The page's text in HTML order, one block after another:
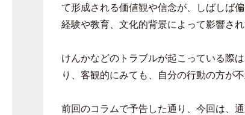
て形成される価値観や信念が、しばしば
経験や教育、文化的背景によって影響され
けんかなどのトラブルが起こっている際
り、客観的にみても、自分の行動の方が
前回のコラムで予告した通り、今回は、